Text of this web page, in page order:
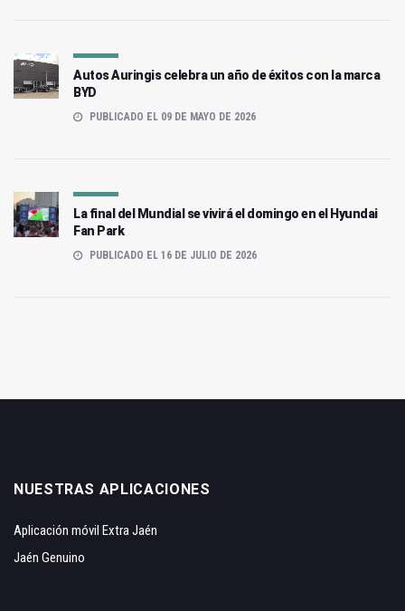
Autos Auringis celebra un año de éxitos con la marca
BYD
PUBLICADO EL 09 DE MAYO DE 2026
La final del Mundial se vivirá el domingo en el Hyundai
Fan Park
PUBLICADO EL 16 DE JULIO DE 2026
NUESTRAS APLICACIONES
Aplicación móvil Extra Jaén
Jaén Genuino